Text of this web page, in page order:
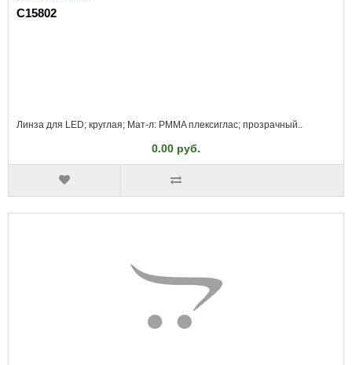
C15802
Линза для LED; круглая; Мат-л: PMMA плексиглас; прозрачный..
0.00 руб.